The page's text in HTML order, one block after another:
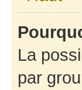
La
par